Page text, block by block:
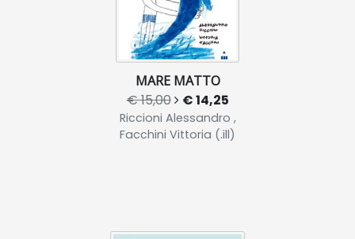
MARE MATTO
€ 15,00 € 14,25
Riccioni Alessandro ,
Facchini Vittoria (.ill)